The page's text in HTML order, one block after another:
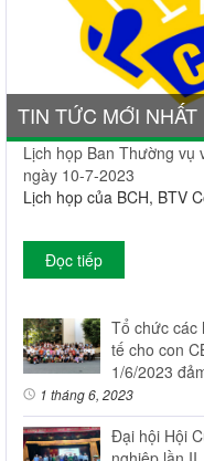
TIN TỨC MỚI NHẤT
Lịch họp Ban Thường vụ
ngày 10-7-2023
Lịch họp của BCH, BTV
Đọc tiếp
Tổ chức các
tế cho con
1/6/2023
1 tháng 6, 2023
Đại hội Hội